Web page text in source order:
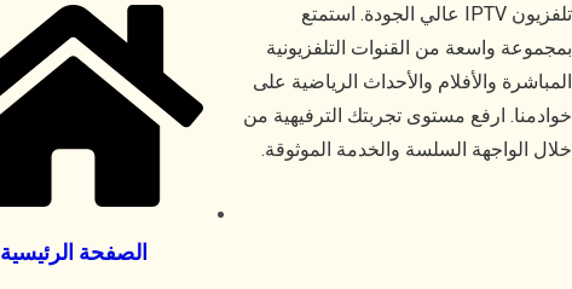
تلفزيون IPTV عالي الجودة. استمتع
بمجموعة واسعة من القنوات التلفزيونية
المباشرة والأفلام والأحداث الرياضية على
خوادمنا. ارفع مستوى تجربتك الترفيهية من
خلال الواجهة السلسة والخدمة الموثوقة.
الصفحة الرئيسية